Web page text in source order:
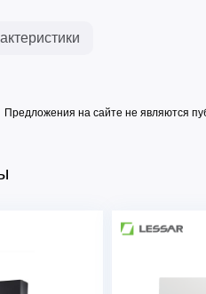
Предложения на сайте не являются